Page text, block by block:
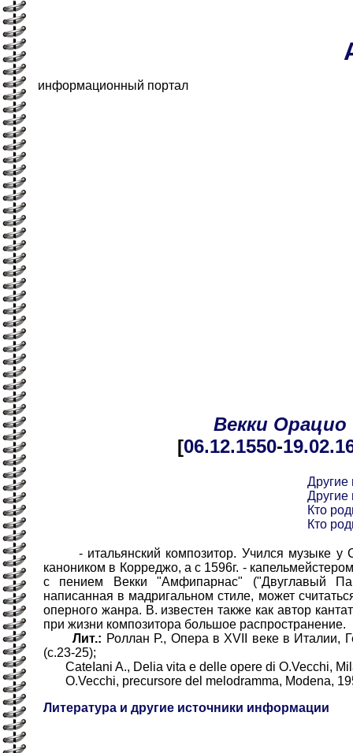
информационный портал
Векки Орацио
[06.12.1550-19.02
Другие
Кто
Кто
- итальянский композитор. Учился музыке у
каноником в Корреджо, а с 1596г. -
с пением Векки "Амфипарнас" ("Двуглавый
написанная в мадригальном стиле, может
оперного жанра. В. известен также как автор
при жизни композитора большое распространение.
Лит.: Роллан Р., Опера в XVII веке в Италии,
(с.23-25);
СateIani A., Delia vita e delle opere di О.Vecchi,
O.Vecchi, precursore del melodramma, Modena,
Литература и другие источники информации